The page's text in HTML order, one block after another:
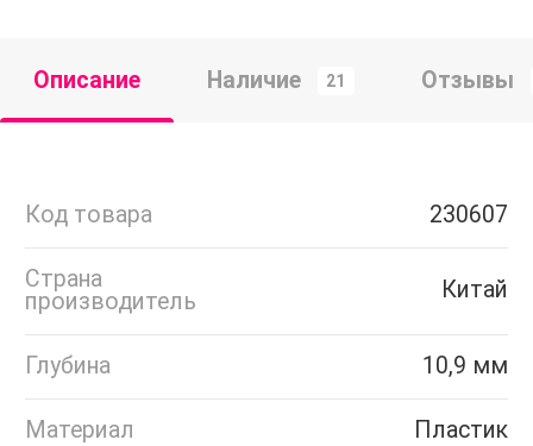
Описание Наличие 21 Отзывы
Код товара 230607
Страна
производитель
Китай
Глубина 10,9 мм
Материал Пластик